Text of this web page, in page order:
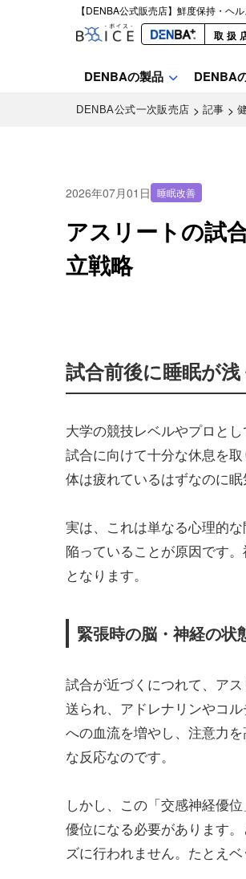
【DENBA公式販売店】鮮度保持・ヘ
取扱
DENBAの製品 DENBA
DENBA公式一次販売店 > 記事 >
2026年07月01日 睡眠改善
アスリートの試
立戦略
試合前後に睡眠が
大学の競技レベルやプロと
試合に向けて十分な休息を
体は疲れているはずなのに
実は、これは単なる心理的
陥っていることが原因です
となります。
緊張時の脳・神経の状
試合が近づくにつれて、ア
送られ、アドレナリンやコ
への血流を増やし、注意力
な反応なのです。
しかし、この「交感神経優
優位になる必要があります
ズに行われません。たとえ